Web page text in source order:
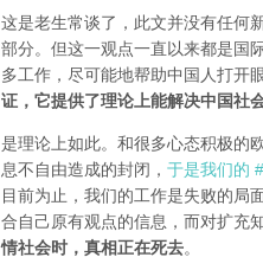
这是老生常谈了，此文并没有任何
部分。但这一观点一直以来都是国
多工作，尽可能地帮助中国人打开
证，它提供了理论上能解决中国社
是理论上如此。和很多心态积极
息不自由造成的封闭， 于是我们的
目前为止，我们的工作是失败的局
合自己原有观点的信息，而对扩充
情社会时，真相正在死去。